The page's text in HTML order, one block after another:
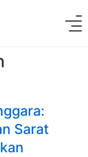
Sarat